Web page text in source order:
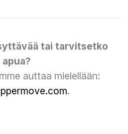
tai tarvitsetko
apua?
auttaa mielellään:
.